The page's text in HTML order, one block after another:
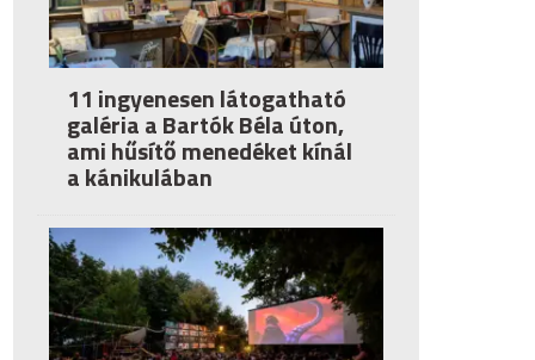
11 ingyenesen látogatható
galéria a Bartók Béla úton,
ami hűsítő menedéket kínál
a kánikulában